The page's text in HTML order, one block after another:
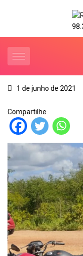
1 de junho de 2021
Compartilhe